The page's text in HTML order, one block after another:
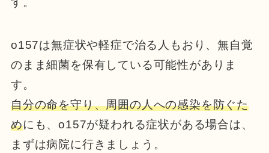
o157は無症状や軽症で治る人もおり、無自覚
のまま細菌を保有している可能性がありま
す。
自分の命を守り、周囲の人への感染を防ぐた
めにも、o157が疑われる症状がある場合は、
まずは病院に行きましょう。